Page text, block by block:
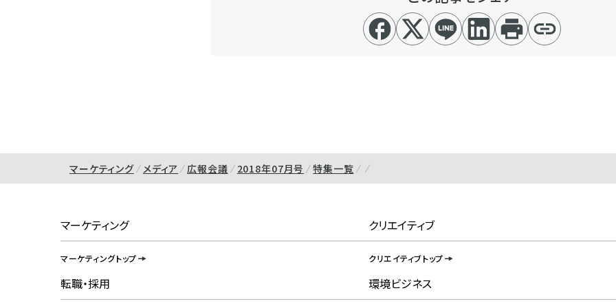
マーケティング メディア 広報会議 2018年07月号 特集一覧
マーケティング
マーケティングトップ
クリエイティブ
クリエイティブトップ
転職・採用 環境ビジネス